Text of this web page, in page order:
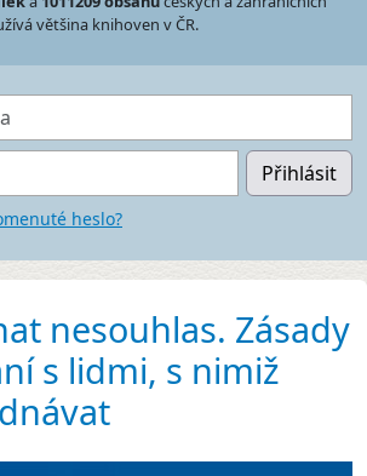
většina knihoven v ČR.
Přihlásit
heslo?
nesouhlas. Zásady
s lidmi, s nimiž